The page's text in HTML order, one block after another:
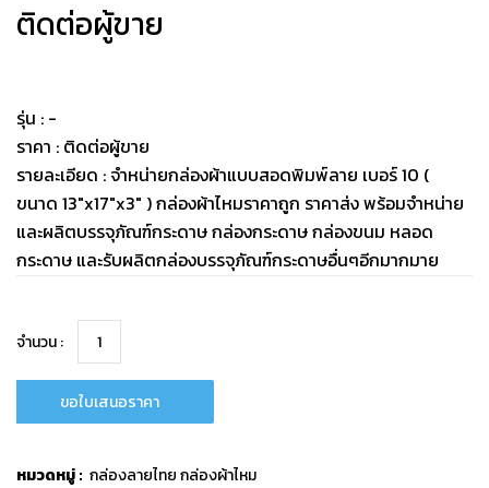
ติดต่อผู้ขาย
รุ่น : -
ราคา : ติดต่อผู้ขาย
รายละเอียด : จำหน่ายกล่องผ้าแบบสอดพิมพ์ลาย เบอร์ 10 (
ขนาด 13"x17"x3" ) กล่องผ้าไหมราคาถูก ราคาส่ง พร้อมจำหน่าย
และผลิตบรรจุภัณฑ์กระดาษ กล่องกระดาษ กล่องขนม หลอด
กระดาษ และรับผลิตกล่องบรรจุภัณฑ์กระดาษอื่นๆอีกมากมาย
จำนวน :
ขอใบเสนอราคา
หมวดหมู่ : กล่องลายไทย กล่องผ้าไหม